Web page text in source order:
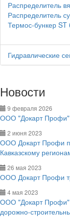
Распределитель
Распределитель
Термос-бункер ST
Гидравлические
Новости
9 февраля 2026
ООО "Докарт Профи"
2 июня 2023
ООО Докарт Профи
Кавказскому
26 мая 2023
ООО Докарт Профи
4 мая 2023
ООО "Докарт Профи"
дорожно-